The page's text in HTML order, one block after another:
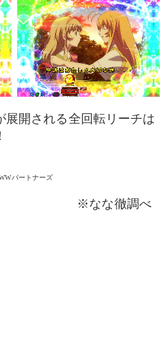
開される全回転リーチは
パートナーズ
※なな徹調べ